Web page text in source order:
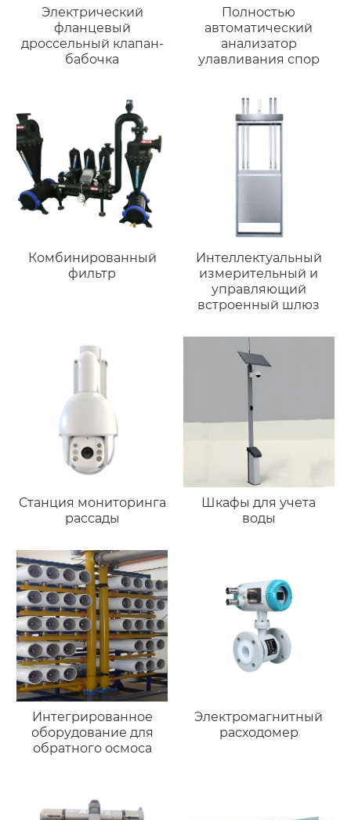
Электрический
фланцевый
дроссельный клапан-
бабочка
Полностью
автоматический
анализатор
улавливания спор
Комбинированный
фильтр
Интеллектуальный
измерительный и
управляющий
встроенный шлюз
Станция мониторинга
рассады
Шкафы для учета
воды
Интегрированное
оборудование для
обратного осмоса
Электромагнитный
расходомер